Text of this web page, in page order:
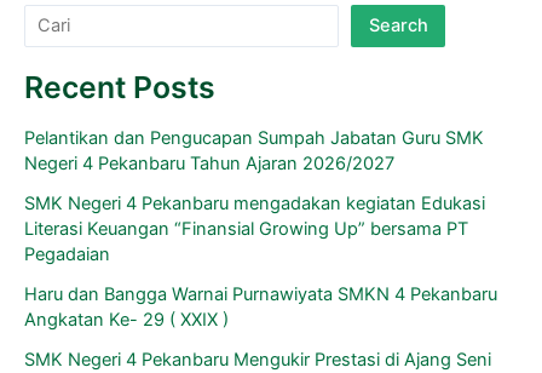
Search
Recent Posts
Pelantikan dan Pengucapan Sumpah Jabatan Guru SMK
Negeri 4 Pekanbaru Tahun Ajaran 2026/2027
SMK Negeri 4 Pekanbaru mengadakan kegiatan Edukasi
Literasi Keuangan “Finansial Growing Up” bersama PT
Pegadaian
Haru dan Bangga Warnai Purnawiyata SMKN 4 Pekanbaru
Angkatan Ke- 29 ( XXIX )
SMK Negeri 4 Pekanbaru Mengukir Prestasi di Ajang Seni